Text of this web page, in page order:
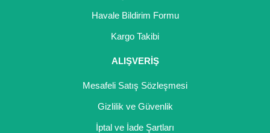
Havale Bildirim Formu
Kargo Takibi
ALIŞVERİŞ
Mesafeli Satış Sözleşmesi
Gizlilik ve Güvenlik
İptal ve İade Şartları